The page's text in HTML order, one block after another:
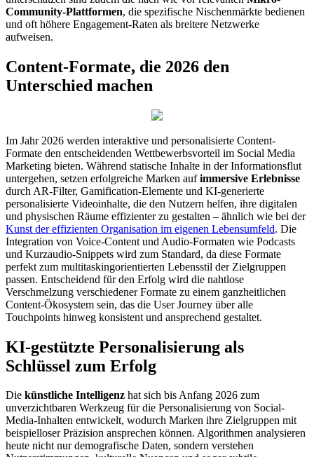
Community-Plattformen, die spezifische Nischenmärkte bedienen
und oft höhere Engagement-Raten als breitere Netzwerke
aufweisen.
Content-Formate, die 2026 den
Unterschied machen
Im Jahr 2026 werden interaktive und personalisierte Content-
Formate den entscheidenden Wettbewerbsvorteil im Social Media
Marketing bieten. Während statische Inhalte in der Informationsflut
untergehen, setzen erfolgreiche Marken aufimmersive Erlebnisse
durch AR-Filter, Gamification-Elemente und KI-generierte
personalisierte Videoinhalte, die den Nutzern helfen, ihre digitalen
und physischen Räume effizienter zu gestalten – ähnlich wie bei der
Kunst der effizienten Organisation im eigenen Lebensumfeld. Die
Integration von Voice-Content und Audio-Formaten wie Podcasts
und Kurzaudio-Snippets wird zum Standard, da diese Formate
perfekt zum multitaskingorientierten Lebensstil der Zielgruppen
passen. Entscheidend für den Erfolg wird die nahtlose
Verschmelzung verschiedener Formate zu einem ganzheitlichen
Content-Ökosystem sein, das die User Journey über alle
Touchpoints hinweg konsistent und ansprechend gestaltet.
KI-gestützte Personalisierung als
Schlüssel zum Erfolg
Die künstliche Intelligenz hat sich bis Anfang 2026 zum
unverzichtbaren Werkzeug für die Personalisierung von Social-
Media-Inhalten entwickelt, wodurch Marken ihre Zielgruppen mit
beispielloser Präzision ansprechen können. Algorithmen analysieren
heute nicht nur demografische Daten, sondern verstehen